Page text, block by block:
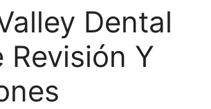
Dental
Revisión Y